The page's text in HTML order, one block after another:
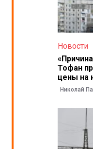
Новости
Тофан
цены на
Николай